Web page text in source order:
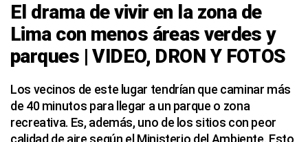
El drama de vivir en la zona de
Lima con menos áreas verdes y
parques | VIDEO, DRON Y FOTOS
Los vecinos de este lugar tendrían que caminar más
de 40 minutos para llegar a un parque o zona
recreativa. Es, además, uno de los sitios con peor
calidad de aire según el Ministerio del Ambiente. Esto